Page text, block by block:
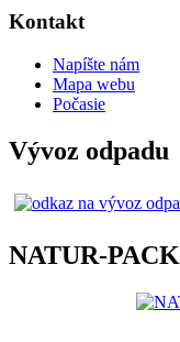
Kontakt
Napíšte nám
Mapa webu
Počasie
Vývoz odpadu
NATUR-PACK